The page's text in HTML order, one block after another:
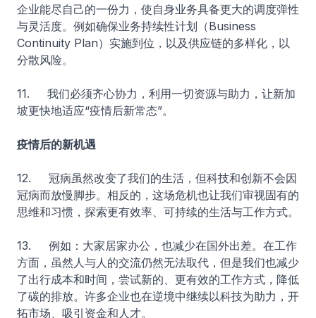
企业能尽自己的一份力，使自身业务具备更大的调度弹性
与灵活度。例如确保业务持续性计划（Business
Continuity Plan）实施到位，以及供应链的多样化，以
分散风险。
11. 我们必须齐心协力，利用一切资源与助力，让新加
坡更快地适应“疫情后新常态”。
疫情后的新机遇
12. 冠病虽然改变了我们的生活，但科技和创新不会因
冠病而放慢脚步。相反的，这场危机也让我们审视固有的
思维和习惯，探索更有效率、可持续的生活与工作方式。
13. 例如：大家居家办公，也减少在国外出差。在工作
方面，虽然人与人的交流仍然无法取代，但是我们也减少
了出行成本和时间，尝试新的、更有效的工作方式，降低
了碳的排放。许多企业也在逆境中继续以科技为助力，开
拓市场、吸引资金和人才。